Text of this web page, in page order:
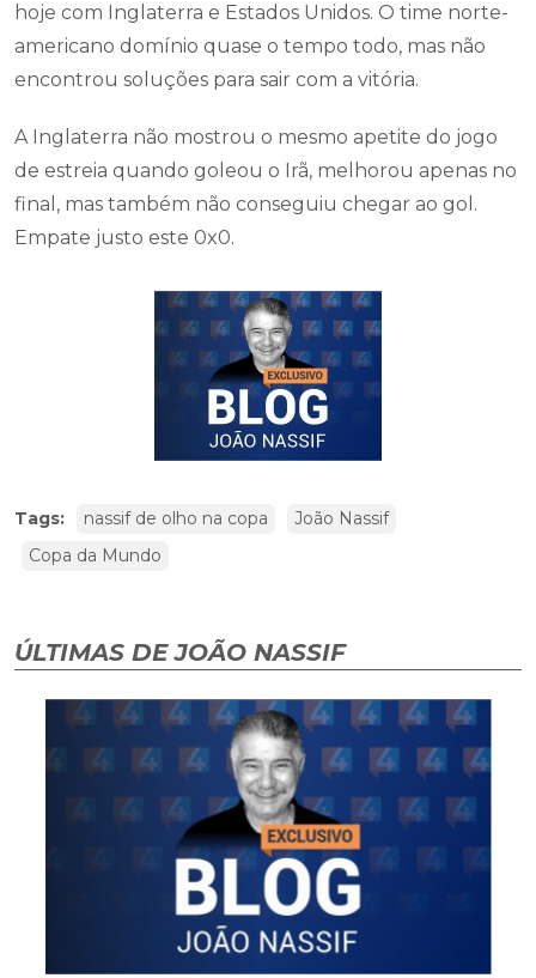
hoje com Inglaterra e Estados Unidos. O time norte-
americano domínio quase o tempo todo, mas não
encontrou soluções para sair com a vitória.
A Inglaterra não mostrou o mesmo apetite do jogo
de estreia quando goleou o Irã, melhorou apenas no
final, mas também não conseguiu chegar ao gol.
Empate justo este 0x0.
Tags: nassif de olho na copa
João Nassif
Copa da Mundo
ÚLTIMAS DE JOÃO NASSIF